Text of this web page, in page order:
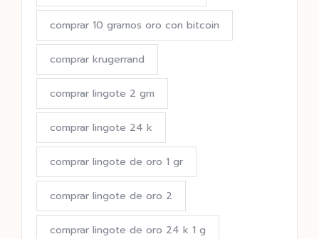
comprar 10 gramos oro con bitcoin
comprar krugerrand
comprar lingote 2 gm
comprar lingote 24 k
comprar lingote de oro 1 gr
comprar lingote de oro 2
comprar lingote de oro 24 k 1 g